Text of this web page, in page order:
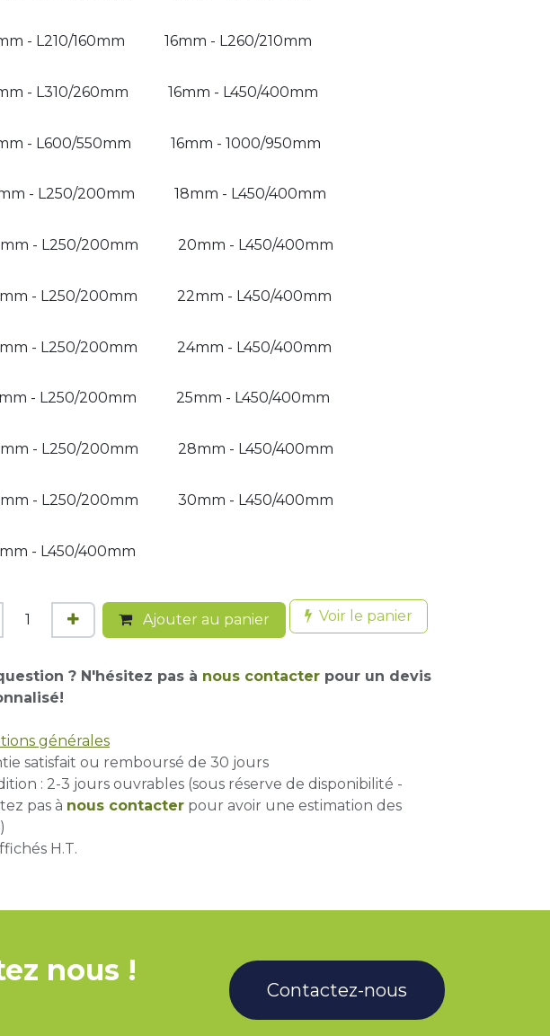
- L210/160mm 16mm - L260/210mm
- L310/260mm 16mm - L450/400mm
- L600/550mm 16mm - 1000/950mm
- L250/200mm 18mm - L450/400mm
- L250/200mm 20mm - L450/400mm
- L250/200mm 22mm - L450/400mm
- L250/200mm 24mm - L450/400mm
- L250/200mm 25mm - L450/400mm
- L250/200mm 28mm - L450/400mm
- L250/200mm 30mm - L450/400mm
- L450/400mm
Ajouter au panier Voir le panier
? N'hésitez pas à nous contacter pour un devis
générales
satisfait ou remboursé de 30 jours
: 2-3 jours ouvrables (sous réserve de disponibilité -
pas à nous contacter pour avoir une estimation des
H.T.
nous !
Contactez-nous